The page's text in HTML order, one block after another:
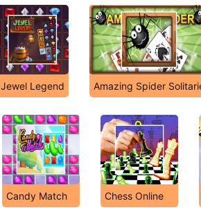
Jewel Legend Amazing Spider
Candy Match Chess Online